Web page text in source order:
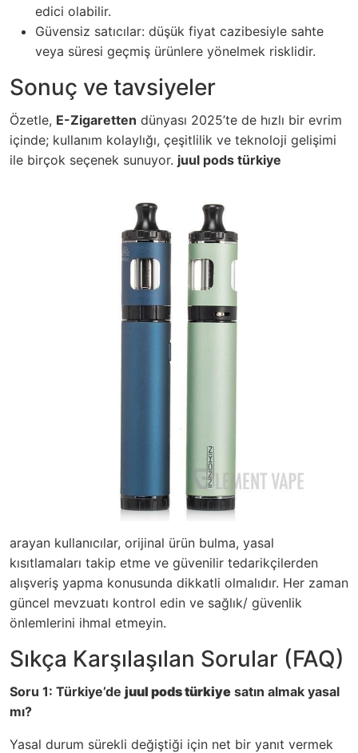
edici olabilir.
Güvensiz satıcılar: düşük fiyat cazibesiyle sahte
veya süresi geçmiş ürünlere yönelmek risklidir.
Sonuç ve tavsiyeler
Özetle, E-Zigaretten dünyası 2025’te de hızlı bir evrim
içinde; kullanım kolaylığı, çeşitlilik ve teknoloji gelişimi
ile birçok seçenek sunuyor. juul pods türkiye
arayan kullanıcılar, orijinal ürün bulma, yasal
kısıtlamaları takip etme ve güvenilir tedarikçilerden
alışveriş yapma konusunda dikkatli olmalıdır. Her zaman
güncel mevzuatı kontrol edin ve sağlık/ güvenlik
önlemlerini ihmal etmeyin.
Sıkça Karşılaşılan Sorular (FAQ)
Soru 1: Türkiye’de juul pods türkiye satın almak yasal
mı?
Yasal durum sürekli değiştiği için net bir yanıt vermek